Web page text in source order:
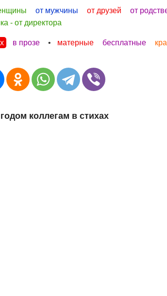
от мужчины от друзей
от
- от директора
в прозе • матерные бесплатные
коллегам в стихах